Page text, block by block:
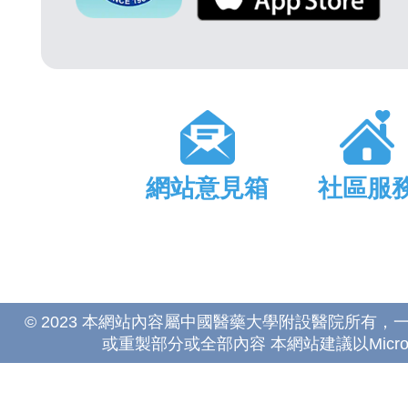
網站意見箱 社區服
© 2023 本網站內容屬中國醫藥大學附設醫院所有，
或重製部分或全部內容 本網站建議以